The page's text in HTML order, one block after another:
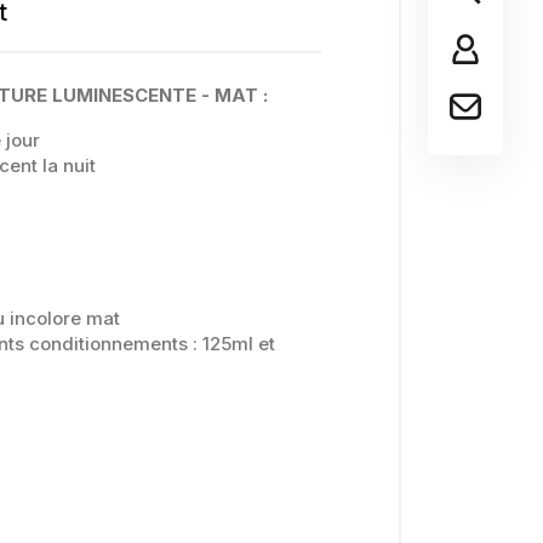
LUMINESCENTE - MAT :
jour
la nuit
incolore mat
conditionnements : 125ml et